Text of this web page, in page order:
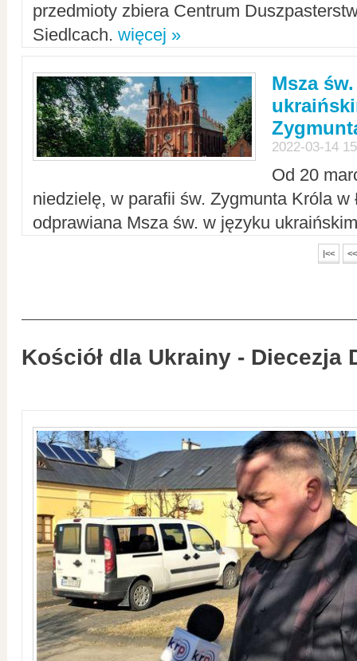
przedmioty zbiera Centrum
Siedlcach. więcej »
Msza
2022-03-14
Od 20
niedzielę, w parafii św. Zygmunta Króla w
odprawiana Msza św. w języku
|<< <<
Kościół dla Ukrainy - Diecezja